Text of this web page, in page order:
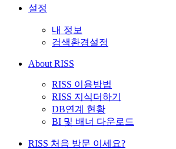
설정
내 정보
검색환경설정
About RISS
RISS 이용방법
RISS 지식더하기
DB연계 현황
BI 및 배너 다운로드
RISS 처음 방문 이세요?